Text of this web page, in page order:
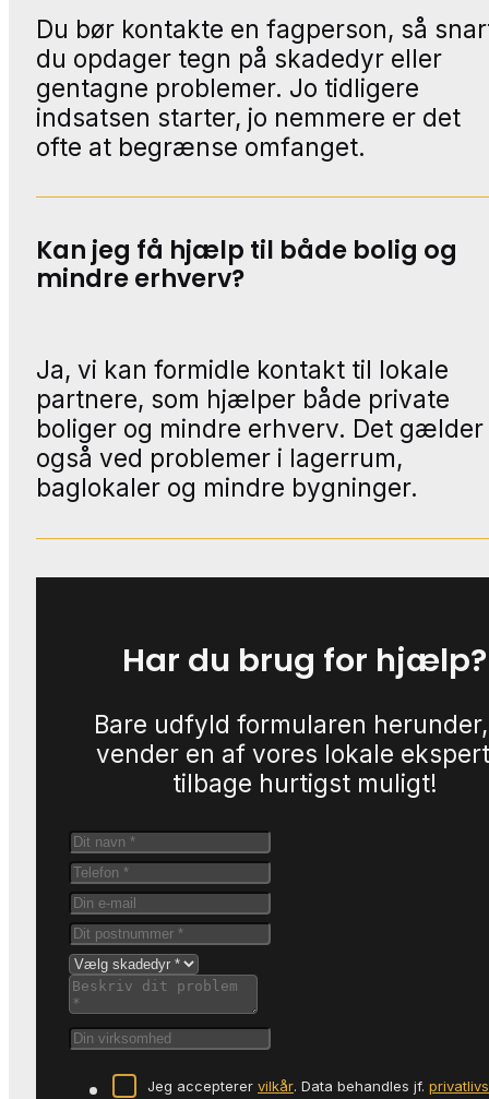
Du bør kontakte en fagperson, så
du opdager tegn på skadedyr eller
gentagne problemer. Jo tidligere
indsatsen starter, jo nemmere er det
ofte at begrænse omfanget.
Kan jeg få hjælp til både bolig og
mindre erhverv?
Ja, vi kan formidle kontakt til lokale
partnere, som hjælper både private
boliger og mindre erhverv. Det gælder
også ved problemer i lagerrum,
baglokaler og mindre bygninger.
Har du brug for hjælp?
Bare udfyld formularen
vender en af vores lokale
tilbage hurtigst muligt!
Jeg accepterer vilkår. Data behandles jf.